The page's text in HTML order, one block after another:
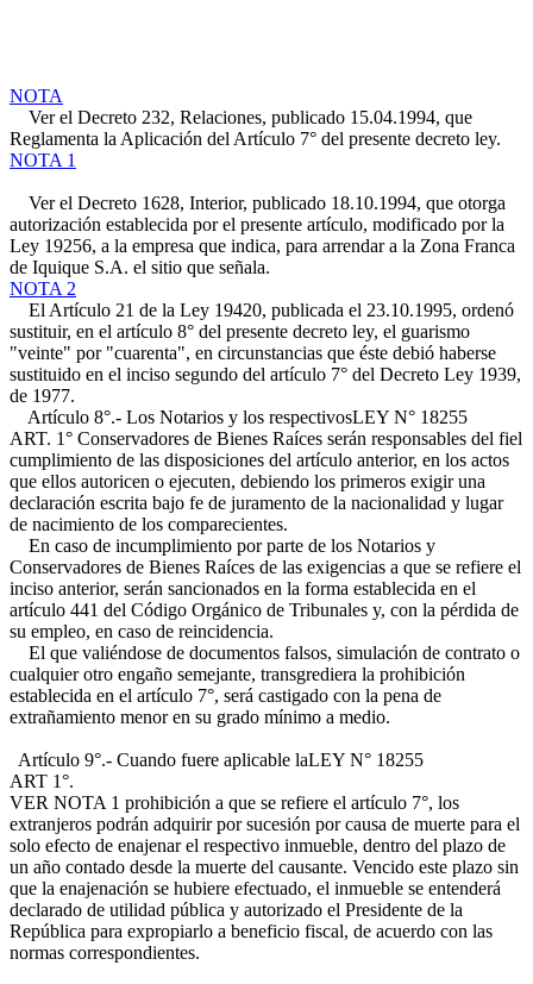
NOTA
Ver el Decreto 232, Relaciones, publicado 15.04.1994, que
Reglamenta la Aplicación del Artículo 7° del presente decreto ley.
NOTA 1
Ver el Decreto 1628, Interior, publicado 18.10.1994, que otorga
autorización establecida por el presente artículo, modificado por la
Ley 19256, a la empresa que indica, para arrendar a la Zona Franca
de Iquique S.A. el sitio que señala.
NOTA 2
El Artículo 21 de la Ley 19420, publicada el 23.10.1995, ordenó
sustituir, en el artículo 8° del presente decreto ley, el guarismo
"veinte" por "cuarenta", en circunstancias que éste debió haberse
sustituido en el inciso segundo del artículo 7° del Decreto Ley 1939,
de 1977.
Artículo 8°.- Los Notarios y los respectivosLEY N° 18255
ART. 1° Conservadores de Bienes Raíces serán responsables del fiel
cumplimiento de las disposiciones del artículo anterior, en los actos
que ellos autoricen o ejecuten, debiendo los primeros exigir una
declaración escrita bajo fe de juramento de la nacionalidad y lugar
de nacimiento de los comparecientes.
En caso de incumplimiento por parte de los Notarios y
Conservadores de Bienes Raíces de las exigencias a que se refiere el
inciso anterior, serán sancionados en la forma establecida en el
artículo 441 del Código Orgánico de Tribunales y, con la pérdida de
su empleo, en caso de reincidencia.
El que valiéndose de documentos falsos, simulación de contrato o
cualquier otro engaño semejante, transgrediera la prohibición
establecida en el artículo 7°, será castigado con la pena de
extrañamiento menor en su grado mínimo a medio.
Artículo 9°.- Cuando fuere aplicable laLEY N° 18255
ART 1°.
VER NOTA 1 prohibición a que se refiere el artículo 7°, los
extranjeros podrán adquirir por sucesión por causa de muerte para el
solo efecto de enajenar el respectivo inmueble, dentro del plazo de
un año contado desde la muerte del causante. Vencido este plazo sin
que la enajenación se hubiere efectuado, el inmueble se entenderá
declarado de utilidad pública y autorizado el Presidente de la
República para expropiarlo a beneficio fiscal, de acuerdo con las
normas correspondientes.